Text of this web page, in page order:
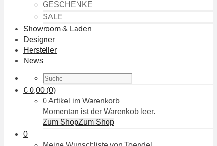
GESCHENKE
SALE
Showroom & Laden
Designer
Hersteller
News
€ 0,00 (0)
0 Artikel im Warenkorb
Momentan ist der Warenkob leer.
Zum ShopZum Shop
0